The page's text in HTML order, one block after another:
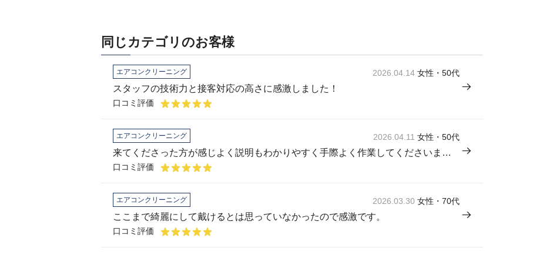
同じカテゴリのお客様
エアコンクリーニング 2026.04.14 女性・50代
スタッフの技術力と接客対応の高さに感激しました！
口コミ評価
エアコンクリーニング 2026.04.11 女性・50代
来てくださった方が感じよく説明もわかりやすく手際よく作業してくださいました。
口コミ評価
エアコンクリーニング 2026.03.30 女性・70代
ここまで綺麗にして戴けるとは思っていなかったので感激です。
口コミ評価